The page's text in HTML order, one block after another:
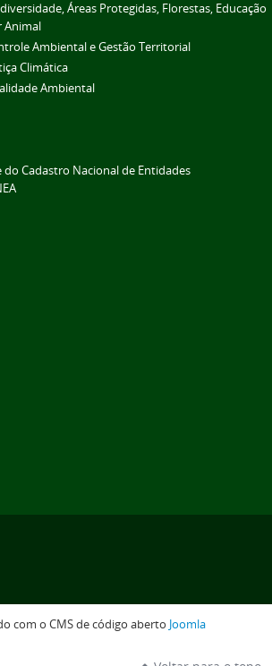
Áreas Protegidas, Florestas, Educação
Animal
Ambiental e Gestão Territorial
Climática
Ambiental
Cadastro Nacional de Entidades
com o CMS de código aberto Joomla